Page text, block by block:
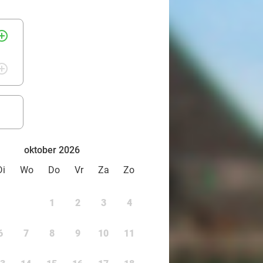
oktober 2026
Wo Do Vr Za Zo
1 2 3 4
7 8 9 10 11